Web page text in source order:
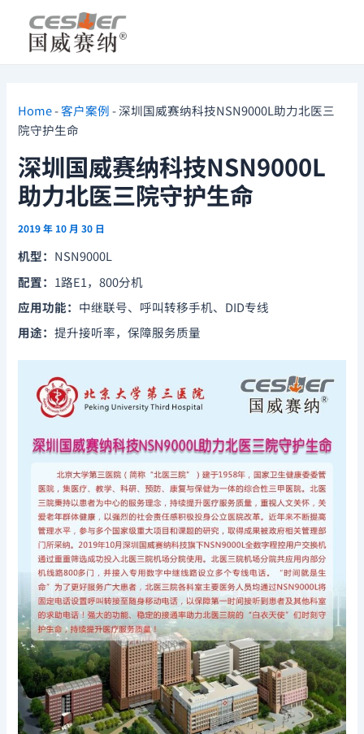
Home-客户案例-深圳国威赛纳科技NSN9000L助力北医三
院守护生命
深圳国威赛纳科技NSN9000L
助力北医三院守护生命
2019 年 10 月 30 日
机型： NSN9000L
配置： 1路E1，800分机
应用功能： 中继联号、呼叫转移手机、DID专线
用途：提升接听率，保障服务质量
navigation